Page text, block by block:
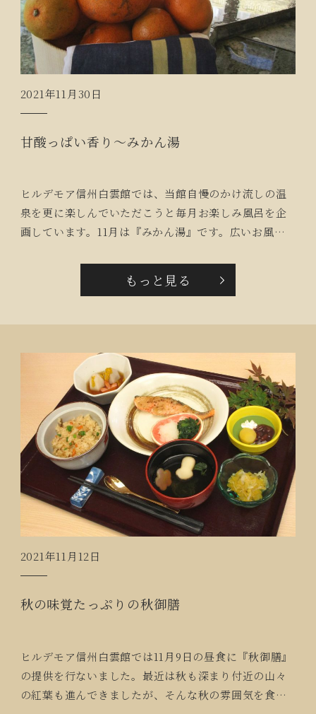
2021年11月30日
甘酸っぱい香り～みかん湯
ヒルデモア信州白雲館では、当館自慢のかけ流しの温
泉を更に楽しんでいただこうと毎月お楽しみ風呂を企
画しています。11月は『みかん湯』です。広いお風呂
がります。この日は初雪が舞い寒い日でしたが、ご入
いました。
もっと見る
2021年11月12日
秋の味覚たっぷりの秋御膳
ヒルデモア信州白雲館では11月9日の昼食に『秋御膳』
の提供を行ないました。最近は秋も深まり付近の山々
の紅葉も進んできましたが、そんな秋の雰囲気を食事